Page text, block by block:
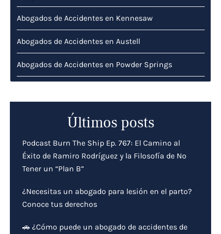
Abogados de Accidentes en Kennesaw
Abogados de Accidentes en Austell
Abogados de Accidentes en Powder Springs
Últimos posts
Podcast Burn The Ship Ep. 767: El Camino al
Éxito de Ramiro Rodríguez y la Filosofía de No
Tener un “Plan B”
¿Necesitas un abogado para lesión en el parto?
Conoce tus derechos
🚗 ¿Cómo puede un abogado de accidentes de